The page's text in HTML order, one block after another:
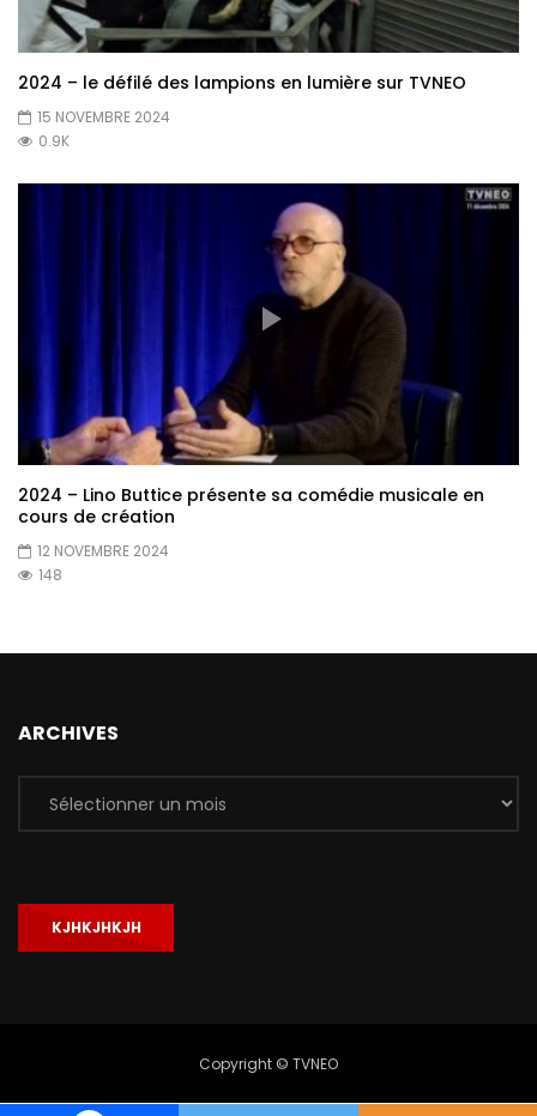
2024 – le défilé des lampions en lumière sur TVNEO
15 NOVEMBRE 2024
0.9K
2024 – Lino Buttice présente sa comédie musicale en
cours de création
12 NOVEMBRE 2024
148
ARCHIVES
Archives
KJHKJHKJH
Copyright © TVNEO